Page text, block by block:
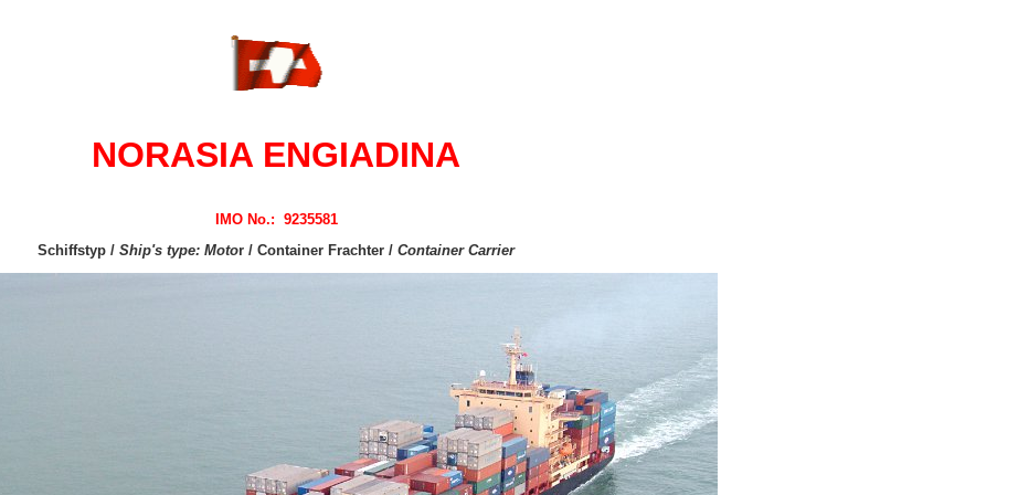
NORASIA ENGIADINA
IMO No.: 9235581
Schiffstyp / Ship's type: Motor / Container Frachter / Container Carrier